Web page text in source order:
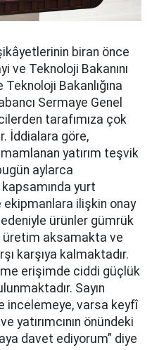
biran önce
ve Teknoloji Bakanını
Bakanlığına
Sermaye Genel
tarafımıza çok
İddialara göre,
yatırım teşvik
aylarca
yurt
ekipmanlara ilişkin onay
ürünler gümrük
üretim aksamakta ve
karşıya kalmaktadır.
erişimde ciddi güçlük
Sayın
incelemeye, varsa keyfî
yatırımcının önündeki
davet ediyorum” diye